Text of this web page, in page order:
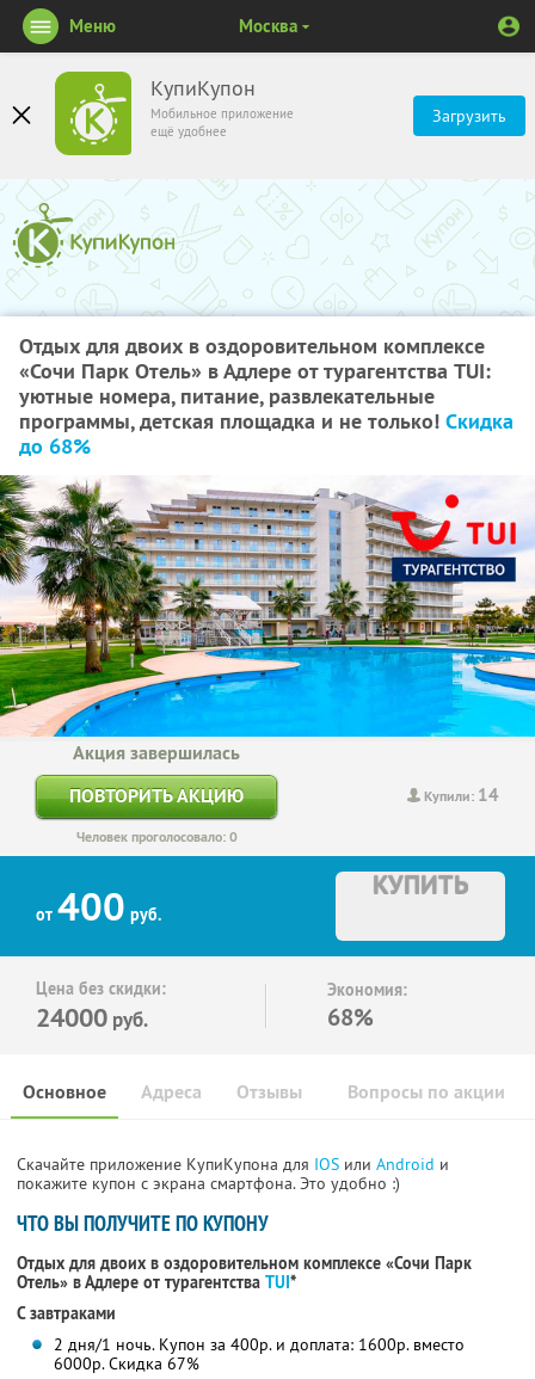
КупиКупон
Мобильное приложение
ещё удобнее
Загрузить
Меню Москва
Отдых для двоих в оздоровительном комплексе
«Сочи Парк Отель» в Адлере от турагентства TUI:
уютные номера, питание, развлекательные
программы, детская площадка и не только! Скидка
до 68%
Купили: 14
Акция завершилась
ПОВТОРИТЬ АКЦИЮ
Человек проголосовало: 0
от 400 руб.
КУПИТЬ
Цена без скидки:
24000 руб.
Экономия:
68%
Основное Отзывы Вопросы по акции
Адреса
Скачайте приложение КупиКупона для IOS или Android и
покажите купон с экрана смартфона. Это удобно :)
ЧТО ВЫ ПОЛУЧИТЕ ПО КУПОНУ
Отдых для двоих в оздоровительном комплексе «Сочи Парк
Отель» в Адлере от турагентства TUI*
С завтраками
2 дня/1 ночь. Купон за 400р. и доплата: 1600р. вместо
6000р.Скидка 67%